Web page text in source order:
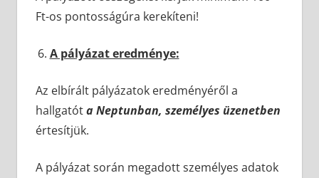
Ft-os pontosságúra kerekíteni!
A pályázat eredménye:
Az elbírált pályázatok eredményéről a
hallgatóta Neptunban, személyes üzenetben
értesítjük.
A pályázat során megadott személyes adatok